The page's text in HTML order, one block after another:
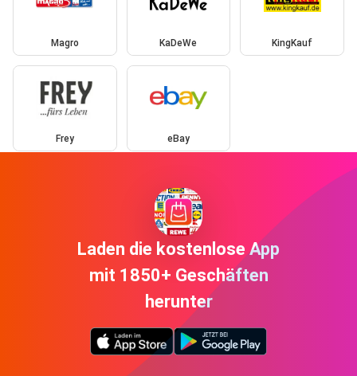
Magro KaDeWe KingKauf
Frey eBay
Laden die kostenlose App
mit 1850+ Geschäften
herunter